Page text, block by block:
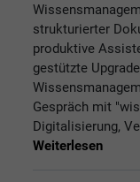
strukturierter
produktive
gestützte
Gespräch mit
Digitalisierung,
Weiterlesen